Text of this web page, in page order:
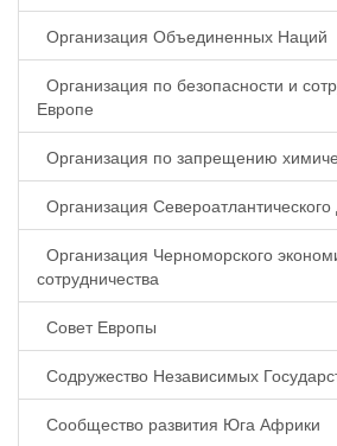
Организация Объединенных Наций
Организация по безопасности и
Европе
Организация по запрещению
Организация Североатлантического
Организация Черноморского
сотрудничества
Совет Европы
Содружество Независимых
Сообщество развития Юга Африки